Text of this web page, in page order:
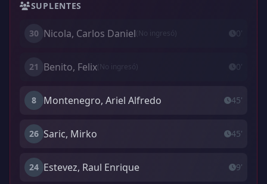
SUPLENTES
30 Nicola, Carlos Daniel(No ingresó) 0'
21 Benito, Felix(No ingresó) 0'
8 Montenegro, Ariel Alfredo 45'
26 Saric, Mirko 45'
24 Estevez, Raul Enrique 9'